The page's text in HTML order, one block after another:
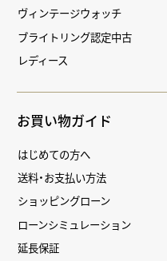
ヴィンテージウォッチ
ブライトリング認定中古
レディース
お買い物ガイド
はじめての方へ
送料・お支払い方法
ショッピングローン
ローンシミュレーション
延長保証